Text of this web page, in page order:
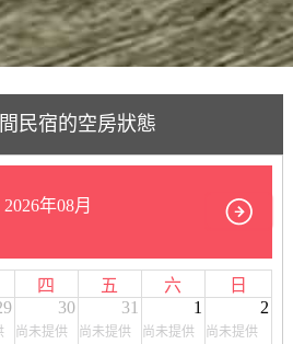
民宿的空房狀態
2026年08月
四 五 六
日
30
尚未提供
31
尚未提供
1
尚未提供
2
尚未提供